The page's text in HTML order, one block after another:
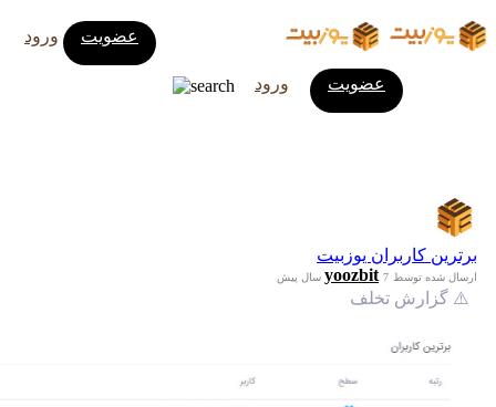
ورود عضویت
ورود عضویت
برترین کاربران یوزبیت
ارسال شده توسط yoozbit 7 سال پیش
⚠️ گزارش تخلف